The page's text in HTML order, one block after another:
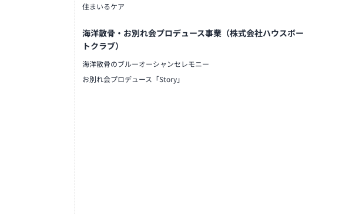
住まいるケア
海洋散骨・お別れ会プロデュース事業（株式会社ハウスボー
トクラブ）
海洋散骨のブルーオーシャンセレモニー
お別れ会プロデュース「Story」